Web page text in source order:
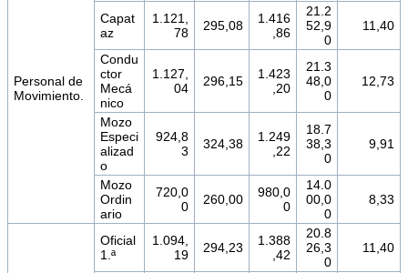
Personal de
Movimiento.
Capat
az
1.121,
78
295,08
1.416
,86
21.2
52,9
0
11,40
Condu
ctor
Mecá
nico
1.127,
04
296,15
1.423
,20
21.3
48,0
0
12,73
Mozo
Especi
alizad
o
924,8
3
324,38
1.249
,22
18.7
38,3
0
9,91
Mozo
Ordin
ario
720,0
0
260,00
980,0
0
14.0
00,0
0
8,33
Oficial
1.ª
1.094,
19
294,23
1.388
,42
20.8
26,3
0
11,40